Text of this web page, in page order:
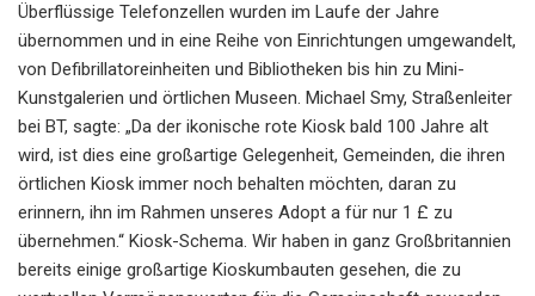
Überflüssige Telefonzellen wurden im Laufe der Jahre
übernommen und in eine Reihe von Einrichtungen umgewandelt,
von Defibrillatoreinheiten und Bibliotheken bis hin zu Mini-
Kunstgalerien und örtlichen Museen. Michael Smy, Straßenleiter
bei BT, sagte: „Da der ikonische rote Kiosk bald 100 Jahre alt
wird, ist dies eine großartige Gelegenheit, Gemeinden, die ihren
örtlichen Kiosk immer noch behalten möchten, daran zu
erinnern, ihn im Rahmen unseres Adopt a für nur 1 £ zu
übernehmen.“ Kiosk-Schema. Wir haben in ganz Großbritannien
bereits einige großartige Kioskumbauten gesehen, die zu